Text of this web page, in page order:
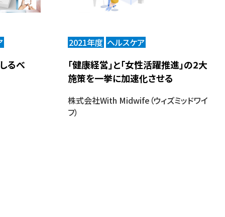
るべ
2021年度 ヘルスケア
「健康経営」と「女性活躍推進」の2大
施策を一挙に加速化させる
株式会社With Midwife（ウィズミッドワイ
フ）